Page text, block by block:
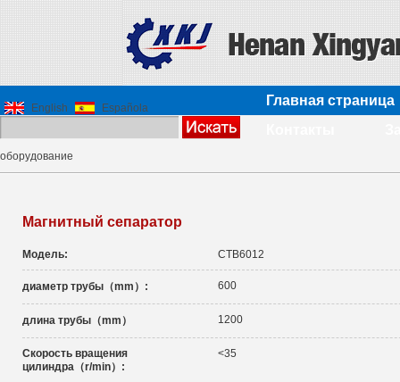
English Española
Главная страница
оборудование
Магнитный сепаратор
Модель: CTB6012
диаметр трубы（mm）: 600
длина трубы（mm） 1200
Скорость вращения
цилиндра（r/min）:
<35